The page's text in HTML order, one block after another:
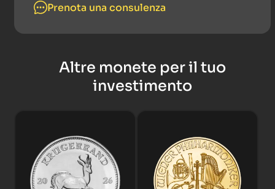
Prenota una consulenza
Altre monete per il tuo
investimento